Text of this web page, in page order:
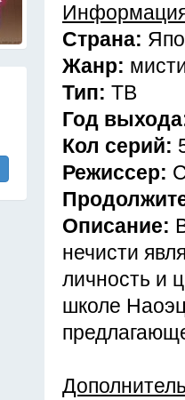
Страна:
Жанр:
Тип: ТВ
Год
Кол серий:
Режиссер:
Описание:
нечисти
личность и
школе